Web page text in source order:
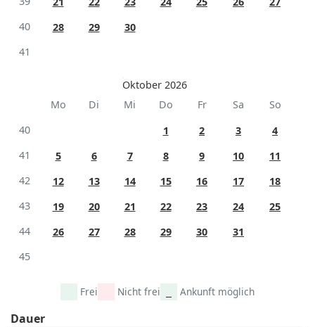
40
28 29
30
41
Oktober 2026
Mo
Di Mi Do Fr Sa
So
40
1 2 3
4
41
5 6 7 8 9 10
11
42
12 13 14 15 16 17
18
43
19 20 21 22 23 24
25
44
26 27 28 29 30
31
45
Frei Nicht frei Ankunft möglich
Dauer